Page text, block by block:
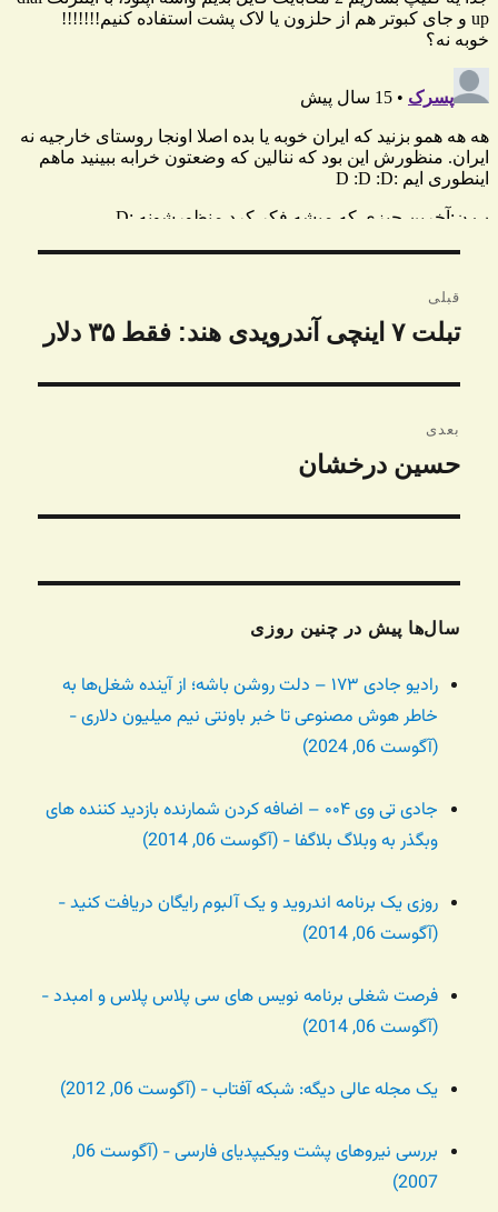
نوشته
قبلی
نوشته
تبلت ۷ اینچی آندرویدی هند: فقط ۳۵ دلار
بعدی
نوشته
حسین درخشان
سال‌ها پیش در چنین روزی
رادیو جادی ۱۷۳ – دلت روشن باشه؛ از آینده شغل‌ها به
خاطر هوش مصنوعی تا خبر باونتی نیم میلیون دلاری -
(آگوست 06, 2024)
جادی تی وی ۰۰۴ – اضافه کردن شمارنده بازدید کننده های
وبگذر به وبلاگ بلاگفا - (آگوست 06, 2014)
روزی یک برنامه اندروید و یک آلبوم رایگان دریافت کنید -
(آگوست 06, 2014)
فرصت شغلی برنامه نویس های سی پلاس پلاس و امبدد -
(آگوست 06, 2014)
یک مجله عالی دیگه: شبکه آفتاب - (آگوست 06, 2012)
بررسی نیروهای پشت ویکیپدیای فارسی - (آگوست 06,
2007)